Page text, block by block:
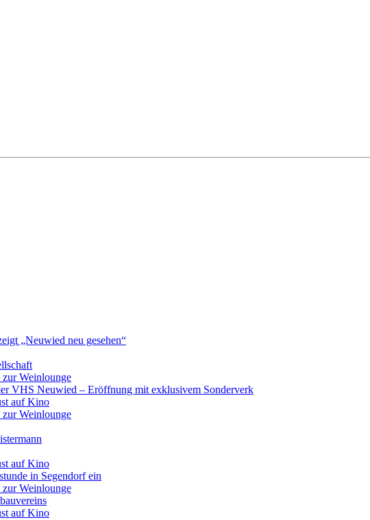
„Neuwied neu gesehen“
Weinlounge
VHS Neuwied – Eröffnung mit exklusivem Sonderverk
auf Kino
Weinlounge
auf Kino
in Segendorf ein
Weinlounge
auf Kino